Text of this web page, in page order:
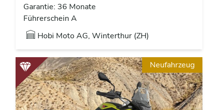
Garantie: 36 Monate
Führerschein A
Hobi Moto AG, Winterthur (ZH)
Neufahrzeug